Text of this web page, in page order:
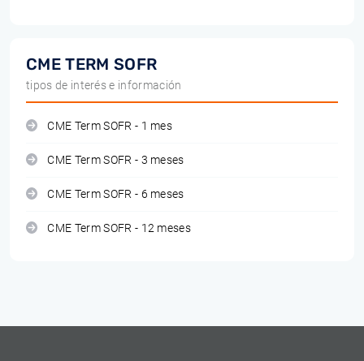
CME TERM SOFR
tipos de interés e información
CME Term SOFR - 1 mes
CME Term SOFR - 3 meses
CME Term SOFR - 6 meses
CME Term SOFR - 12 meses